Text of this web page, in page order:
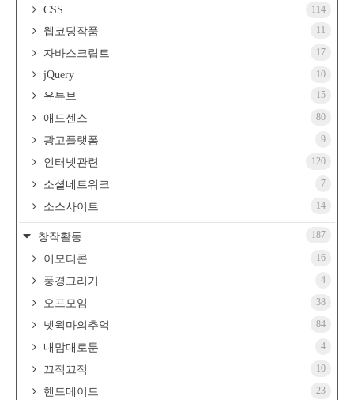
CSS 114
웹코딩작품 11
자바스크립트 17
jQuery 10
유튜브 15
애드센스 80
광고플랫폼 9
인터넷관련 120
소셜네트워크 7
소스사이트 14
창작활동 187
이모티콘 16
풍경그리기 4
오프모임 38
넷웍마의추억 84
내맘대로툰 4
끄적끄적 10
핸드메이드 23